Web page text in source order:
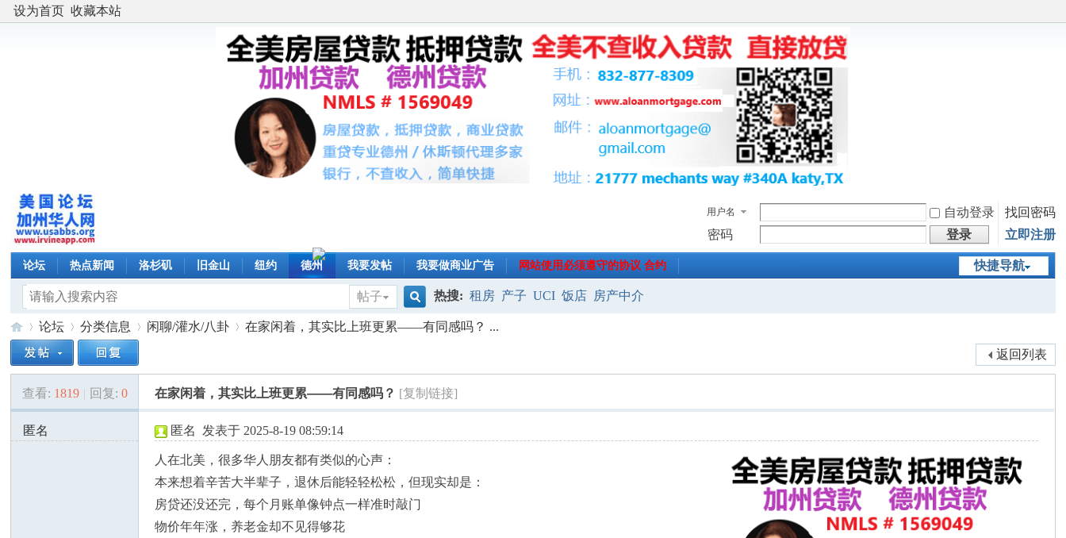
设为首页 收藏本站
用户名 自动登录
找回密码
密码
登录 立即注册
快捷导航
论坛 热点新闻 洛杉矶 旧金山 纽约 德州 我要发帖 我要做商业广告 网站使用必须遵守的协议 合约
帖子
索
热搜: 租房 产子 UCI 饭店 房产中介
美»
论坛
›
分类信息 闲聊/灌水/八卦
›
在家闲着，其实比上班更累——有同感吗？ ...
返回列表
查看: 1819 | 回复: 0 在家闲着，其实比上班更累——有同感吗？ [复制链接]
匿名
匿名 发表于 2025-8-19 08:59:14
人在北美，很多华人朋友都有类似的心声：
本来想着辛苦大半辈子，退休后能轻轻松松，但现实却是：
房贷还没还完，每个月账单像钟点一样准时敲门
物价年年涨，养老金却不见得够花